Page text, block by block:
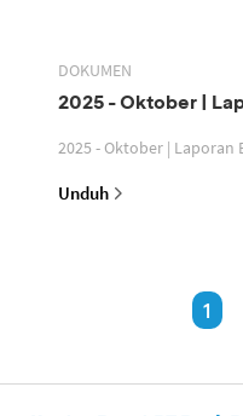
DOKUMEN
2025 - Oktober |
2025 - Oktober | Laporan
Unduh
1